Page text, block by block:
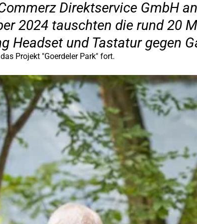
Direktservice GmbH
2024 tauschten die rund 20
Headset und Tastatur gegen
Projekt "Goerdeler Park" fort.